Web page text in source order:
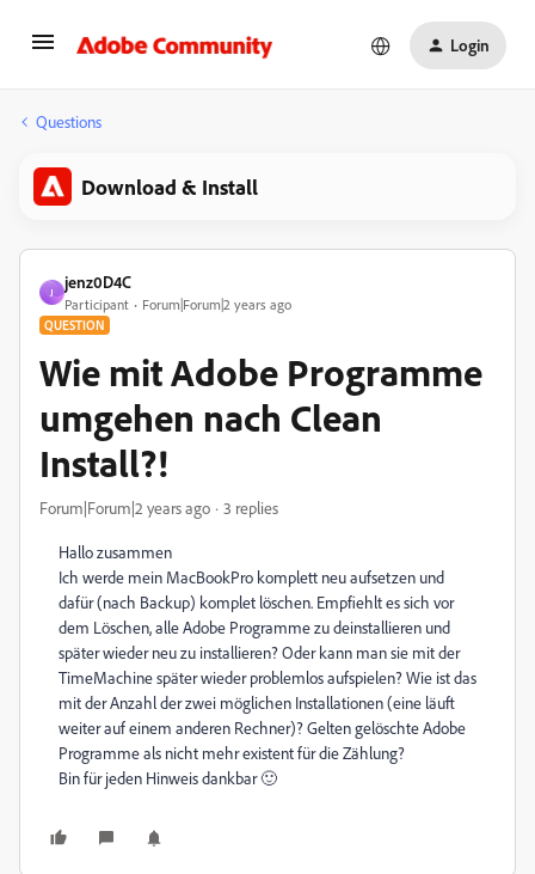
Login
Questions
Download & Install
J
jenz0D4C
Participant Forum|Forum|2 years ago
QUESTION
Wie mit Adobe Programme
umgehen nach Clean
Install?!
Forum|Forum|2 years ago 3 replies
Hallo zusammen
Ich werde mein MacBookPro komplett neu aufsetzen und
dafür (nach Backup) komplet löschen. Empfiehlt es sich vor
dem Löschen, alle Adobe Programme zu deinstallieren und
später wieder neu zu installieren? Oder kann man sie mit der
TimeMachine später wieder problemlos aufspielen? Wie ist das
mit der Anzahl der zwei möglichen Installationen (eine läuft
weiter auf einem anderen Rechner)? Gelten gelöschte Adobe
Programme als nicht mehr existent für die Zählung?
Bin für jeden Hinweis dankbar 🙂